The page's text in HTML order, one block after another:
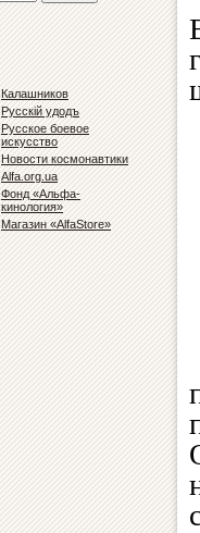
Калашников
Русскiй удодъ
Русское боевое
искусство
Новости космонавтики
Alfa.org.ua
Фонд «Альфа-
кинология»
Магазин «AlfaStore»